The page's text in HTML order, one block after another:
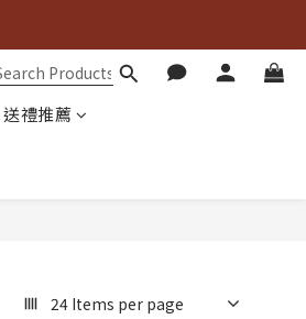
送禮推薦
24 Items per page